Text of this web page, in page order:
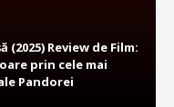
(2025) Review de Film:
prin cele mai
Pandorei